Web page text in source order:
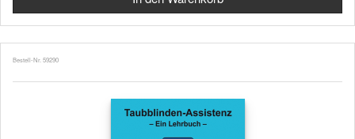
Bestell-Nr. 59290